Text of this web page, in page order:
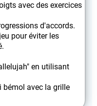
avec des exercices
d'accords.
pour éviter les
en utilisant
avec la grille